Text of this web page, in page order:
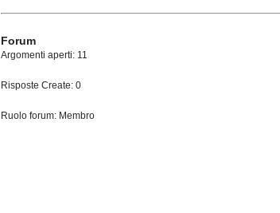
Forum
Argomenti aperti: 11
Risposte Create: 0
Ruolo forum: Membro